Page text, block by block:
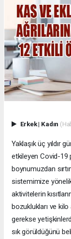
Erkek| Kadın
Yaklaşık üç yıldır
etkileyen Covid-19
boynumuzdan
sistemimize yönelik
aktivitelerin
bozuklukları ve
gerekse
sık görüldüğünü